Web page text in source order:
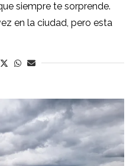
siempre te sorprende.
en la ciudad, pero esta